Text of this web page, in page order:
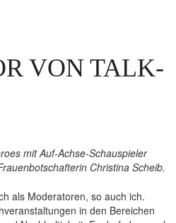
VON TALK-
mit Auf-Achse-Schauspieler
Christina Scheib.
als Moderatoren, so auch ich.
in den Bereichen